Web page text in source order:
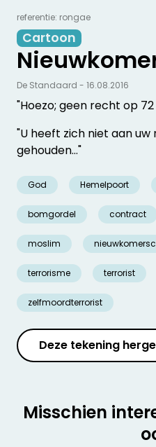
referentie: rongae
Cartoon
"Hoezo; geen recht op
"U heeft zich niet aan
gehouden…"
God Hemelpoort
bomgordel contract
moslim
terrorisme terrorist
zelfmoordterrorist
De Standaard - 16.08.2016
Deze tekening
Misschien